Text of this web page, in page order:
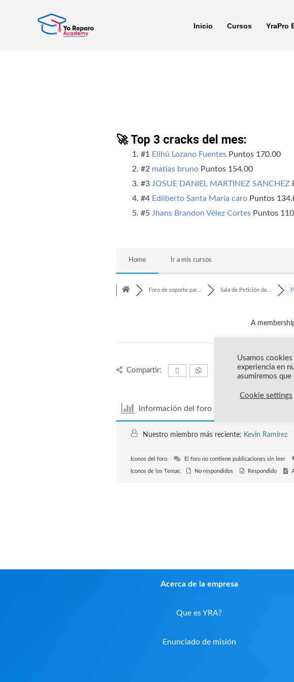
Inicio Cursos YraPro
🚀 Top 3 cracks del mes:
#1 Elihú Lozano FuentesPuntos 170.00
#2 matias brunoPuntos 154.00
#3 JOSUE DANIEL MARTINEZ SANCHEZ
#4 Edilberto Santa María caroPuntos
#5 Jhans Brandon Vélez CortesPuntos
Home Ir a mis cursos
Foro de soporte par... Sala de Petición de...
A
Compartir:
Información del foro
Nuestro miembro más reciente: Kevin Ramirez
Iconos del foro: El foro no contiene publicaciones sin leer
Iconos de los Temas: No respondidos Respondido
Acerca de la empresa
Que es YRA?
Enunciado de misión
Usamos cookies
experiencia en
asumiremos
Cookie settings